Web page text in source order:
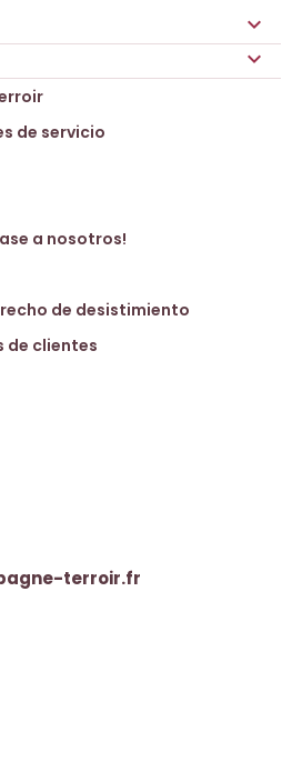


de servicio
a nosotros!
de desistimiento
de clientes
terroir.fr